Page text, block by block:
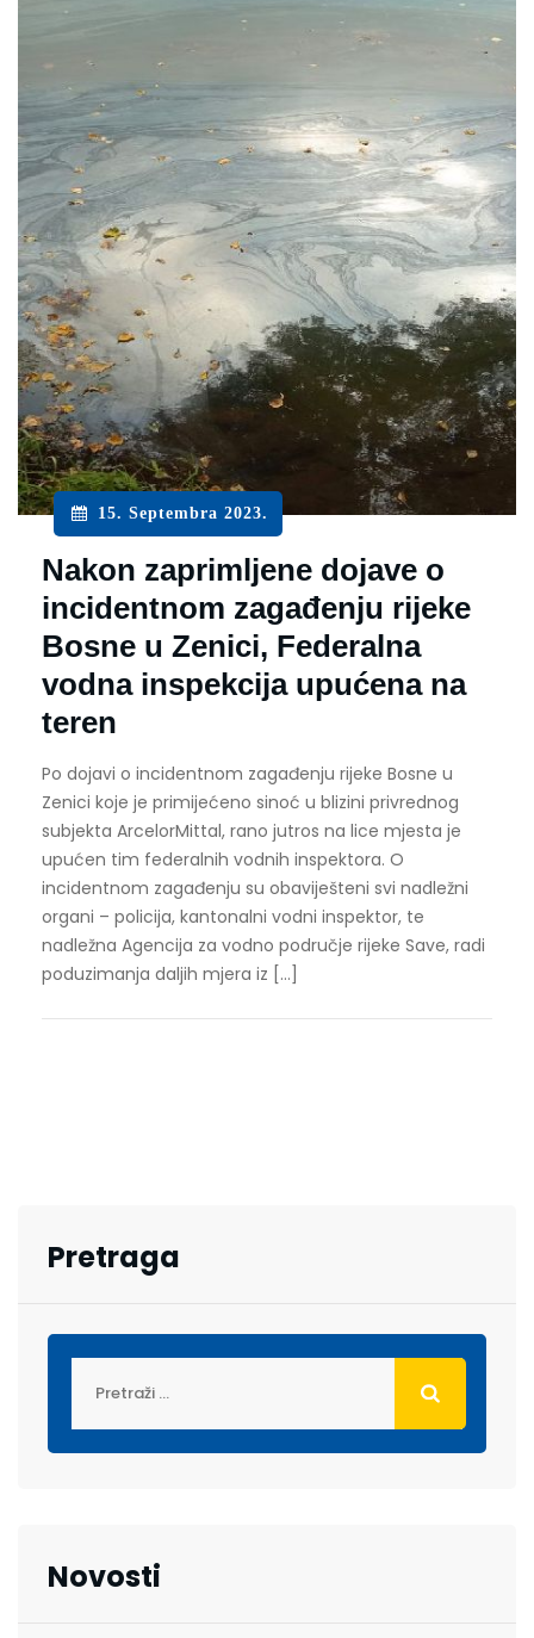
15. Septembra 2023.
Nakon zaprimljene dojave o
incidentnom zagađenju rijeke
Bosne u Zenici, Federalna
vodna inspekcija upućena na
teren
Po dojavi o incidentnom zagađenju rijeke Bosne u
Zenici koje je primijećeno sinoć u blizini privrednog
subjekta ArcelorMittal, rano jutros na lice mjesta je
upućen tim federalnih vodnih inspektora. O
incidentnom zagađenju su obaviješteni svi nadležni
organi – policija, kantonalni vodni inspektor, te
nadležna Agencija za vodno područje rijeke Save, radi
poduzimanja daljih mjera iz […]
Pretraga
Novosti